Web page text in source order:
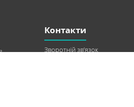
Контакти
Зворотній зв’язок